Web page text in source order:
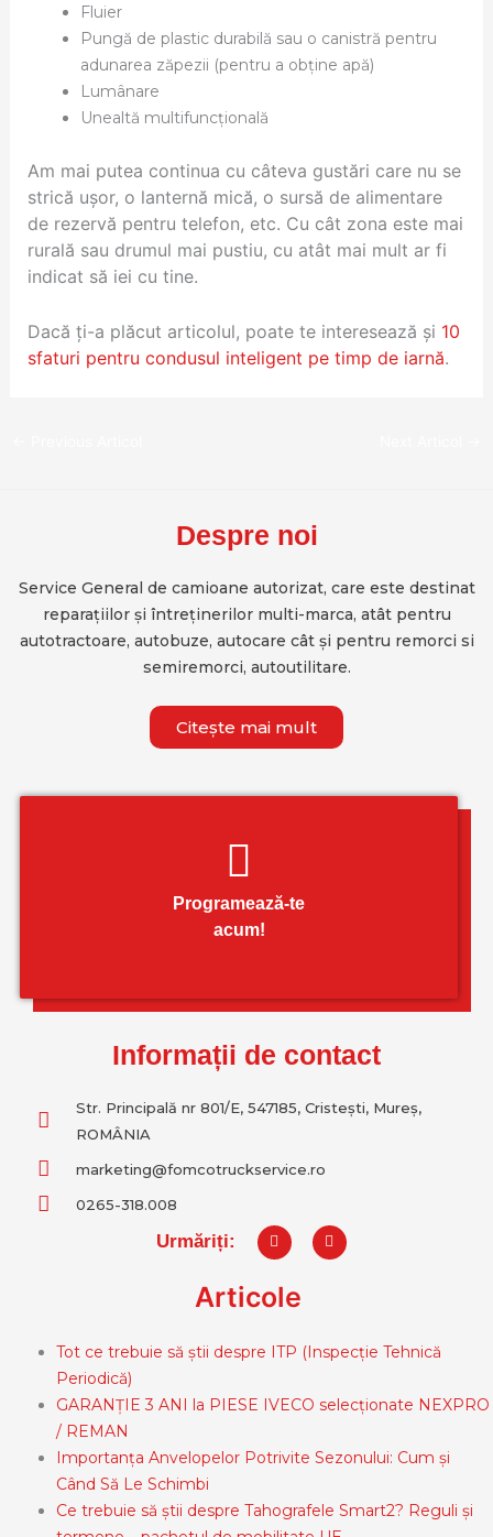
Fluier
Pungă de plastic durabilă sau o canistră pentru
adunarea zăpezii (pentru a obține apă)
Lumânare
Unealtă multifuncțională
Am mai putea continua cu câteva gustări care nu se
strică ușor, o lanternă mică, o sursă de alimentare
de rezervă pentru telefon, etc. Cu cât zona este mai
rurală sau drumul mai pustiu, cu atât mai mult ar fi
indicat să iei cu tine.
Dacă ți-a plăcut articolul, poate te interesează și 10
sfaturi pentru condusul inteligent pe timp de iarnă.
Despre noi
Service General de camioane autorizat, care este destinat
reparațiilor și întreținerilor multi-marca, atât pentru
autotractoare, autobuze, autocare cât și pentru remorci si
semiremorci, autoutilitare.
Citește mai mult
Programează-te
acum!
Informații de contact
Str. Principală nr 801/E, 547185, Cristești, Mureș,
ROMÂNIA
marketing@fomcotruckservice.ro
0265-318.008
Urmăriți:
F
a
c
b
o
I
n
s
m
Articole
Tot ce trebuie să știi despre ITP (Inspecție Tehnică
Periodică)
GARANȚIE 3 ANI la PIESE IVECO selecționate NEXPRO
/ REMAN
Importanța Anvelopelor Potrivite Sezonului: Cum și
Când Să Le Schimbi
Ce trebuie să știi despre Tahografele Smart2? Reguli și